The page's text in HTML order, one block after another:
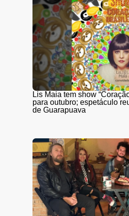
Lis Maia tem show
para outubro; espetáculo
de Guarapuava